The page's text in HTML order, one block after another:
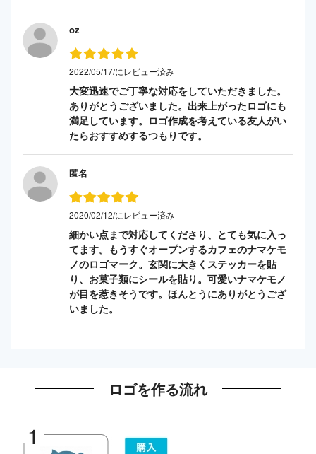
oz
2022/05/17/にレビュー済み
大変迅速でご丁寧な対応をしていただきました。
ありがとうございました。出来上がったロゴにも
満足しています。ロゴ作成を考えている友人がい
たらおすすめするつもりです。
匿名
2020/02/12/にレビュー済み
細かい点まで対応してくださり、とても気に入っ
てます。もうすぐオープンするカフェのナマケモ
ノのロゴマーク。玄関に大きくステッカーを貼
り、お菓子類にシールを貼り。可愛いナマケモノ
が目を惹きそうです。ほんとうにありがとうござ
いました。
ロゴを作る流れ